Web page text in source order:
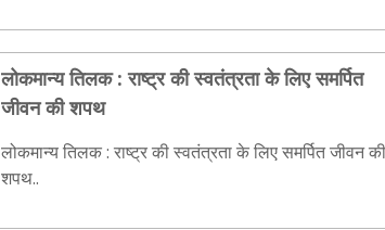
लोकमान्य तिलक : राष्ट्र की स्वतंत्रता के लिए समर्पित
जीवन की शपथ
लोकमान्य तिलक : राष्ट्र की स्वतंत्रता के लिए समर्पित जीवन की
शपथ..